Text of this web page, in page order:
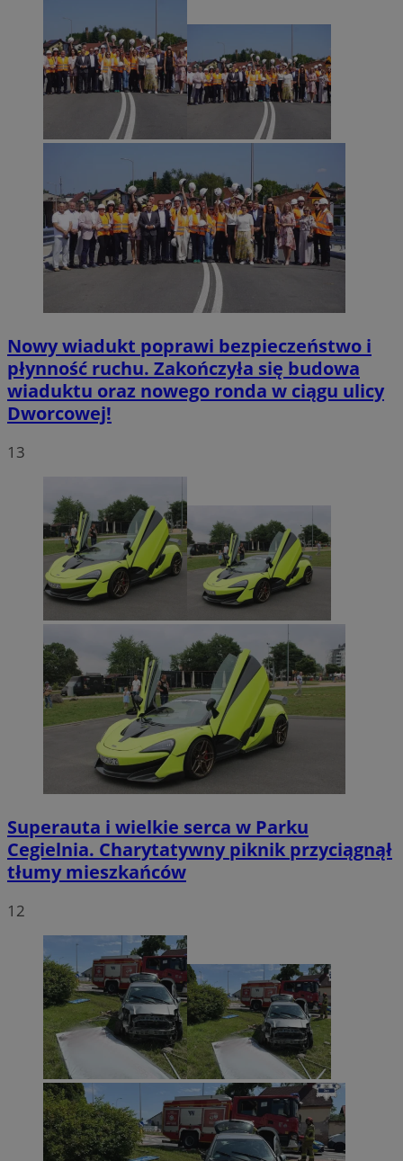
Nowy wiadukt poprawi bezpieczeństwo i
płynność ruchu. Zakończyła się budowa
wiaduktu oraz nowego ronda w ciągu ulicy
Dworcowej!
13
Superauta i wielkie serca w Parku
Cegielnia. Charytatywny piknik przyciągnął
tłumy mieszkańców
12